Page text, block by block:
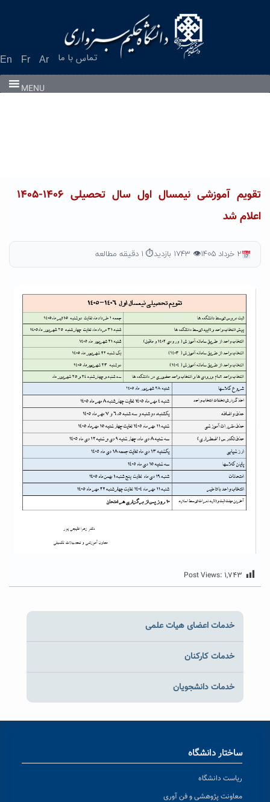
En Fr Ar تماس با ما
MENU
تقویم آموزشی نیمسال اول سال تحصیلی ۱۴۰۶-۱۴۰۵
اعلام شد
۲ خرداد ۱۴۰۵ 👁 ۱۷۴۳ بازدید ⏱ ۱ دقیقه مطالعه
Post Views: ۱,۷۴۳
خدمات اعضای هیات علمی
خدمات کارکنان
خدمات دانشجویان
ساختار دانشگاه
ریاست دانشگاه
معاونت پژوهشی و فن آوری